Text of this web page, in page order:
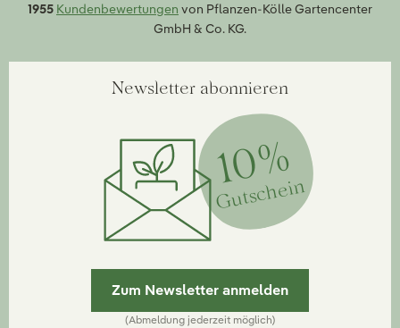
1955 Kundenbewertungen von Pflanzen-Kölle Gartencenter
GmbH & Co. KG.
Newsletter abonnieren
10%
Gutschein
Zum Newsletter anmelden
(Abmeldung jederzeit möglich)